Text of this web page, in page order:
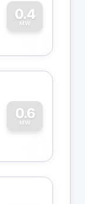
0.4
MW
0
0.6
MW
0